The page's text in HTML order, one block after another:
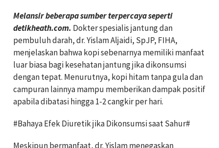
Melansir beberapa sumber terpercaya seperti
detikheath.com. Dokter spesialis jantung dan
pembuluh darah, dr. Yislam Aljaidi, SpJP, FIHA,
menjelaskan bahwa kopi sebenarnya memiliki manfaat
luar biasa bagi kesehatan jantung jika dikonsumsi
dengan tepat. Menurutnya, kopi hitam tanpa gula dan
campuran lainnya mampu memberikan dampak positif
apabila dibatasi hingga 1-2 cangkir per hari.
#Bahaya Efek Diuretik jika Dikonsumsi saat Sahur#
Meskipun bermanfaat, dr. Yislam menegaskan